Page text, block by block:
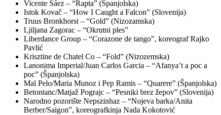
Vicente Sáez – “Rapta” (Španjolska)
Istok Kovač – “How I Caught a Falcon” (Slovenija)
Truus Bronkhorst – “Gold” (Nizozamska)
Ljiljana Zagorac – “Okrutni ples”
Liberdance Group – “Corazone de tango”, koreograf Rajko
Pavlić
Krisztine de Chatel Co – “Fold” (Nizozemska)
Lanonima Imperial/Juan Carlos Garcia – “Afanya’t a poc a
poc” (Španjolska)
Mal Pelo/Maria Munoz i Pep Ramis – “Quarere” (Španjolska)
Betontanc/Matjaž Pograjc – “Pesniki brez žepov” (Slovenija)
Narodno pozorište Nepszinhaz – “Nojeva barka/Anita
Berber/Saigon”, koreografkinja Nada Kokotović